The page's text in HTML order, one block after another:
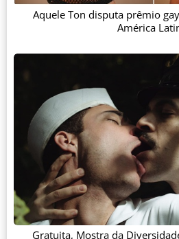
Aquele Ton disputa prêmio
América
Gratuita, Mostra da